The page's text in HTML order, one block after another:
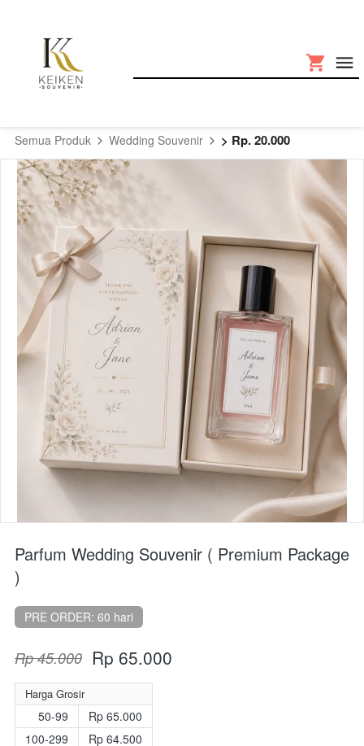
Semua Produk Wedding Souvenir > Rp. 20.000
Parfum Wedding Souvenir ( Premium Package
)
PRE ORDER: 60 hari
Rp 45.000 Rp 65.000
Harga Grosir
50-99
100-299
Rp 65.000
Rp 64.500